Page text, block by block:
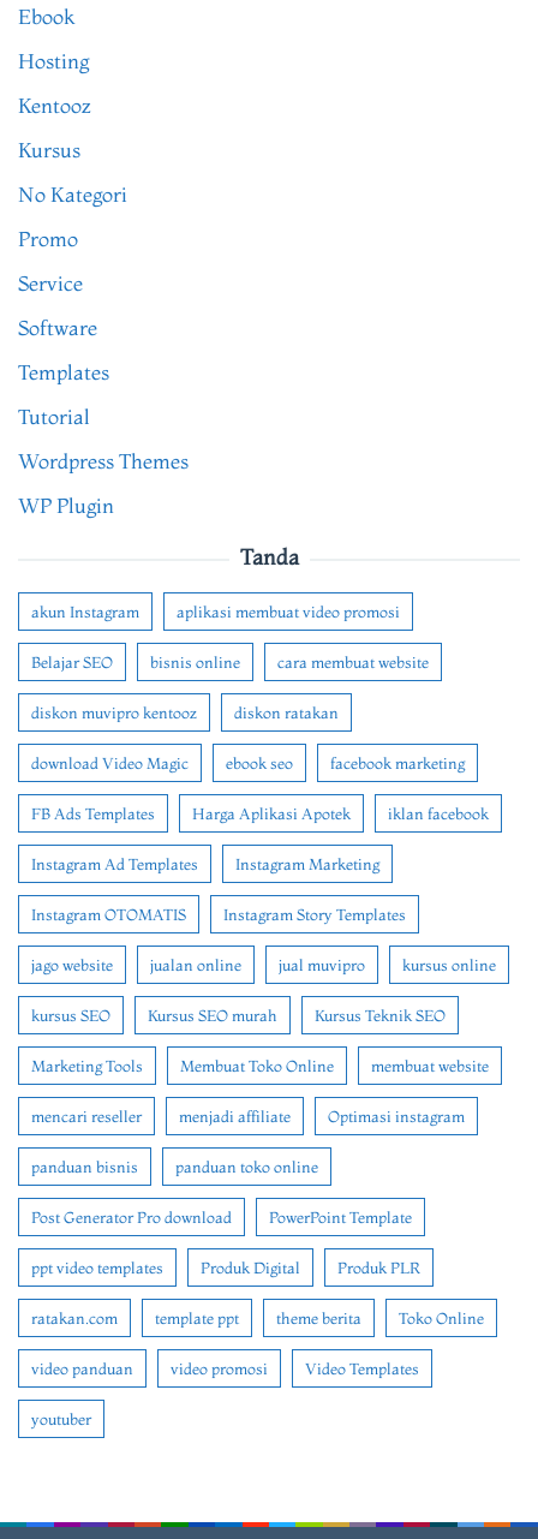
Ebook
Hosting
Kentooz
Kursus
No Kategori
Promo
Service
Software
Templates
Tutorial
Wordpress Themes
WP Plugin
Tanda
akun Instagram aplikasi membuat video promosi
Belajar SEO bisnis online cara membuat website
diskon muvipro kentooz diskon ratakan
download Video Magic ebook seo facebook marketing
FB Ads Templates Harga Aplikasi Apotek iklan facebook
Instagram Ad Templates Instagram Marketing
Instagram OTOMATIS Instagram Story Templates
jago website jualan online jual muvipro kursus online
kursus SEO Kursus SEO murah Kursus Teknik SEO
Marketing Tools Membuat Toko Online membuat website
mencari reseller menjadi affiliate Optimasi instagram
panduan bisnis panduan toko online
Post Generator Pro download PowerPoint Template
ppt video templates Produk Digital Produk PLR
ratakan.com template ppt theme berita Toko Online
video panduan video promosi Video Templates
youtuber